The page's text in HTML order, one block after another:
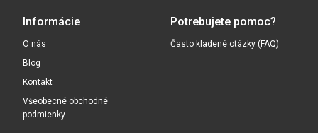
Informácie
O nás
Blog
Kontakt
Všeobecné obchodné
podmienky
Potrebujete pomoc?
Často kladené otázky (FAQ)